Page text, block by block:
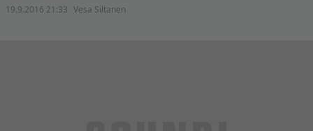
19.9.2016 21:33 Vesa Siltanen